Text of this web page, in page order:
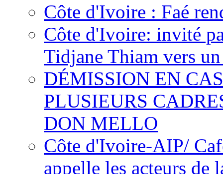
Côte d'Ivoire : Faé
Côte d'Ivoire: invité
Tidjane Thiam vers
DÉMISSION EN
PLUSIEURS
DON MELLO
Côte d'Ivoire-AIP/
appelle les acteurs de